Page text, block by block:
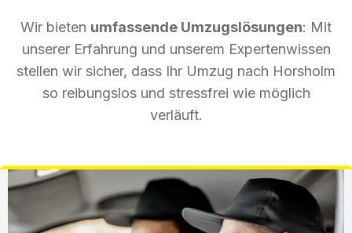
Wir bieten umfassende Umzugslösungen: Mit
unserer Erfahrung und unserem Expertenwissen
stellen wir sicher, dass Ihr Umzug nach Horsholm
so reibungslos und stressfrei wie möglich
verläuft.